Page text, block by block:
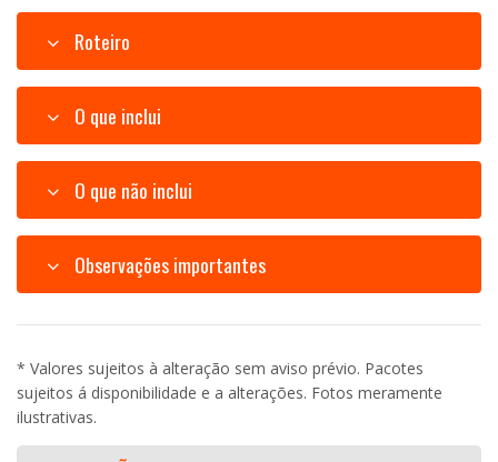
Roteiro
O que inclui
O que não inclui
Observações importantes
* Valores sujeitos à alteração sem aviso prévio. Pacotes
sujeitos á disponibilidade e a alterações. Fotos meramente
ilustrativas.